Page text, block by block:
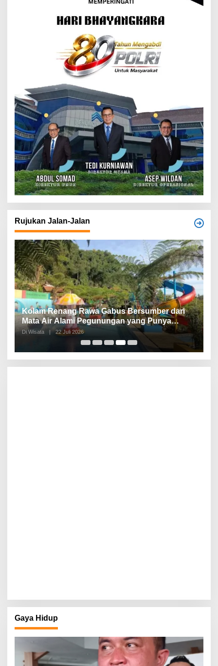
Rujukan Jalan-Jalan
Kolam Renang Rawa Gabus Bersumber dari
Mata Air Alami Pegunungan yang Punya
Pemandangan Langsung di Alam dan
Di Wisata | 22 Juli 2026
Gaya Hidup